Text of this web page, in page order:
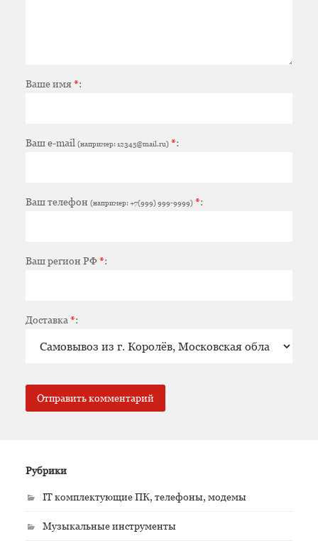
Ваше имя*:
Ваш e-mail (например: 12345@mail.ru) *:
Ваш телефон (например: +7(999) 999-9999) *:
Ваш регион РФ*:
Доставка*:
Рубрики
IT комплектующие ПК, телефоны, модемы
Музыкальные инструменты